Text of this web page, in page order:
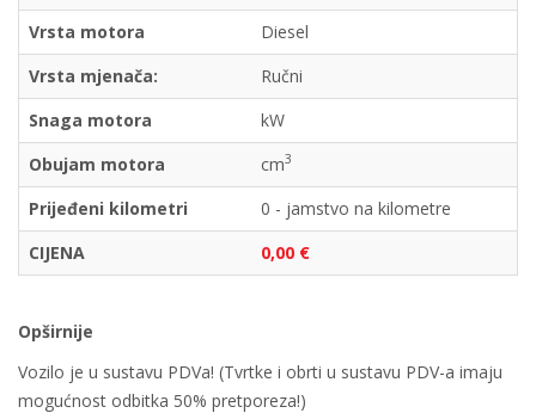
Vrsta motora
Diesel
Vrsta mjenača:
Ručni
Snaga motora
kW
Obujam motora
cm3
Prijeđeni kilometri
0 - jamstvo na kilometre
CIJENA
0,00 €
Opširnije
Vozilo je u sustavu PDVa! (Tvrtke i obrti u sustavu PDV-a imaju
mogućnost odbitka 50% pretporeza!)